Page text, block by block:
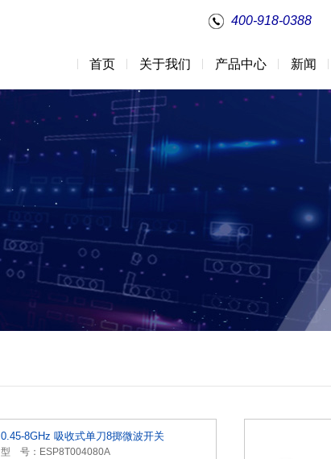
400-918-0388
首页 关于我们 产品中心 新闻
0.45-8GHz 吸收式单刀8掷微波开关
型 号：ESP8T004080A